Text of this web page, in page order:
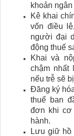
khoản
Kê khai
vốn điều
người đại
động thuế
Khai và
chậm nhất
nếu trễ sẽ
Đăng ký
thuế ban
đơn khi cơ
hành.
Lưu giữ